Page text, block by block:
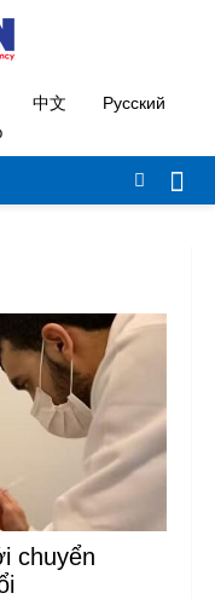
中文 Русский
chuyển